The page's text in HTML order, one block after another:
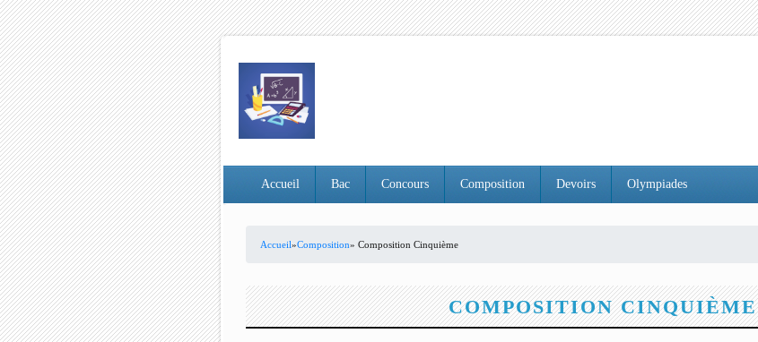
Accueil Bac Concours Composition Devoirs Olympiades
Accueil»Composition» Composition Cinquième
COMPOSITION CINQUIÈME